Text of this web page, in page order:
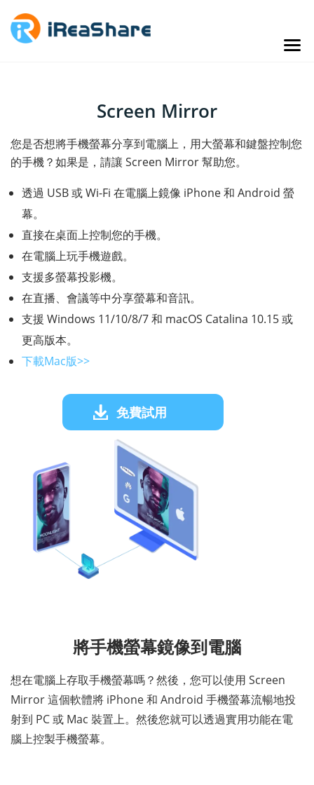
Screen Mirror
您是否想將手機螢幕分享到電腦上，用大螢幕和鍵盤控制您
的手機？如果是，請讓 Screen Mirror 幫助您。
透過 USB 或 Wi-Fi 在電腦上鏡像 iPhone 和 Android 螢
幕。
直接在桌面上控制您的手機。
在電腦上玩手機遊戲。
支援多螢幕投影機。
在直播、會議等中分享螢幕和音訊。
支援 Windows 11/10/8/7 和 macOS Catalina 10.15 或
更高版本。
下載Mac版>>
免費試用
將手機螢幕鏡像到電腦
想在電腦上存取手機螢幕嗎？然後，您可以使用 Screen
Mirror 這個軟體將 iPhone 和 Android 手機螢幕流暢地投
射到 PC 或 Mac 裝置上。然後您就可以透過實用功能在電
腦上控製手機螢幕。